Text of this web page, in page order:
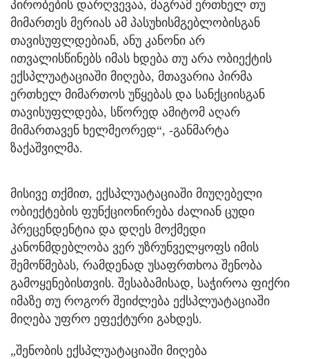
პირობების დარღვევაა, მაგრამ ერთხელ თუ
მიმართეს მერიას ამ პასუხისმგებლობისგან
თავისუფლდებიან, ანუ კანონი არ
ითვალისწინებს იმას ხდება თუ არა ობიექტის
ექსპლუატაციაში მიღება, მთავარია პირმა
ერთხელ მიმართოს უწყებას და სანქციისგან
თავისუფლდება, სწორედ ამიტომ აღარ
მიმართავენ ხელმეორედ“, -განმარტა
ზაქაშვილმა.
მისივე თქმით, ექსპლუატაციაში მიუღებელი
ობიექტების ფუნქციონირება ძალიან ცუდი
პრეცენდენტია და დღეს მოქმედი
კანონმდებლობა ვერ უზრუნველყოფს იმის
შემოწმებას, რამდენად უსაფრთხოა შენობა
გამოყენებისთვის. შესაბამისად, საჭიროა ფიქრი
იმაზე თუ როგორ შეიძლება ექსპლუატაციაში
მიღება უფრო ეფექტური გახდეს.
„შენობის ექსპლუატაციაში მიღება